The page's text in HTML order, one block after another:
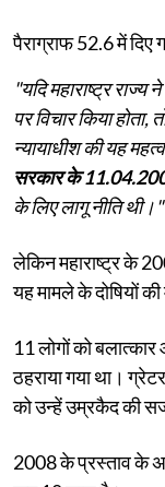
पैराग्राफ 52.6 में
"यदि महाराष्ट्र
पर विचार किया होता,
न्यायाधीश की यह
सरकार के
के लिए लागू नीति थी।"
लेकिन महाराष्ट्र के
यह मामले के दोषियों
11 लोगों को बलात्कार
ठहराया गया था।
को उन्हें उम्रकैद की
2008 के प्रस्ताव के